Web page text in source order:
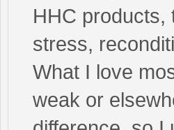
HHC products,
stress,
What I love
weak or